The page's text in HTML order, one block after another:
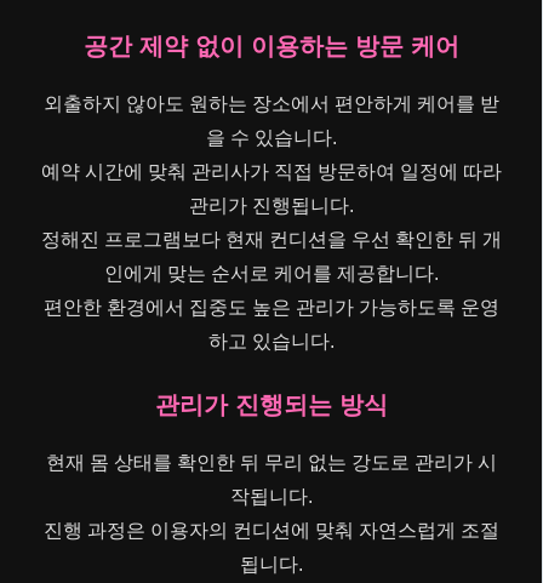
공간 제약 없이 이용하는 방문 케어
외출하지 않아도 원하는 장소에서 편안하게 케어를 받
을 수 있습니다.
예약 시간에 맞춰 관리사가 직접 방문하여 일정에 따라
관리가 진행됩니다.
정해진 프로그램보다 현재 컨디션을 우선 확인한 뒤 개
인에게 맞는 순서로 케어를 제공합니다.
편안한 환경에서 집중도 높은 관리가 가능하도록 운영
하고 있습니다.
관리가 진행되는 방식
현재 몸 상태를 확인한 뒤 무리 없는 강도로 관리가 시
작됩니다.
진행 과정은 이용자의 컨디션에 맞춰 자연스럽게 조절
됩니다.